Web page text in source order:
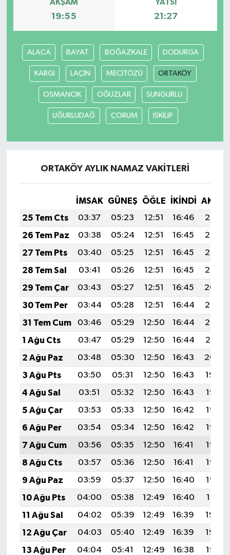
AKŞAM
19:55
YATSI
21:27
ALACA BAYAT BOĞAZKALE DODURGA
KARGI LAÇİN MECİTÖZÜ ORTAKÖY
OSMANCIK OĞUZLAR SUNGURLU
UĞURLUDAĞ ÇORUM İSKİLİP
ORTAKÖY AYLIK NAMAZ VAKITLERI
İMSAK GÜNEŞ ÖĞLE İKINDI
25 Tem Cts
03:37 05:23 12:51 16:46
20:08
26 Tem Paz
03:38 05:24 12:51 16:45
20:07
27 Tem Pts
03:40 05:25 12:51 16:45
20:06
28 Tem Sal
03:41 05:26 12:51 16:45
20:05
29 Tem Çar
03:43 05:27 12:51 16:45
20:04
30 Tem Per
03:44 05:28 12:51 16:44
20:03
31 Tem Cum
03:46 05:29 12:50 16:44
20:02
1 Ağu Cts
03:47 05:29 12:50 16:44
20:01
2 Ağu Paz
03:48 05:30 12:50 16:43
20:00
3 Ağu Pts
03:50 05:31 12:50 16:43
19:59
4 Ağu Sal
03:51 05:32 12:50 16:43
19:58
5 Ağu Çar
03:53 05:33 12:50 16:42
19:57
6 Ağu Per
03:54 05:34 12:50 16:42
19:56
7 Ağu Cum
03:56 05:35 12:50 16:41
19:55
8 Ağu Cts
03:57 05:36 12:50 16:41
19:53
9 Ağu Paz
03:59 05:37 12:50 16:40
19:52
10 Ağu Pts
04:00 05:38 12:49 16:40
19:51
11 Ağu Sal
04:02 05:39 12:49 16:39
19:50
12 Ağu Çar
04:03 05:40 12:49 16:39
19:48
13 Ağu Per
04:04 05:41 12:49 16:38
19:47
Video Haber
Yaşam
Yeme-İçme